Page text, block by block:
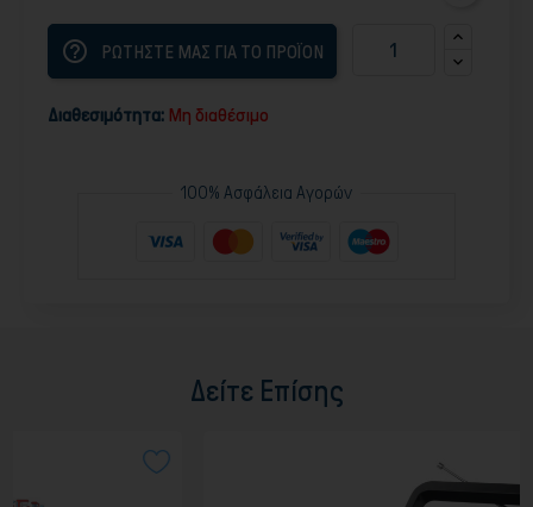
help_outline ΡΩΤΗΣΤΕ ΜΑΣ ΓΙΑ ΤΟ ΠΡΟΪΟΝ
Διαθεσιμότητα: Μη διαθέσιμο
100% Ασφάλεια Αγορών
Δείτε Επίσης